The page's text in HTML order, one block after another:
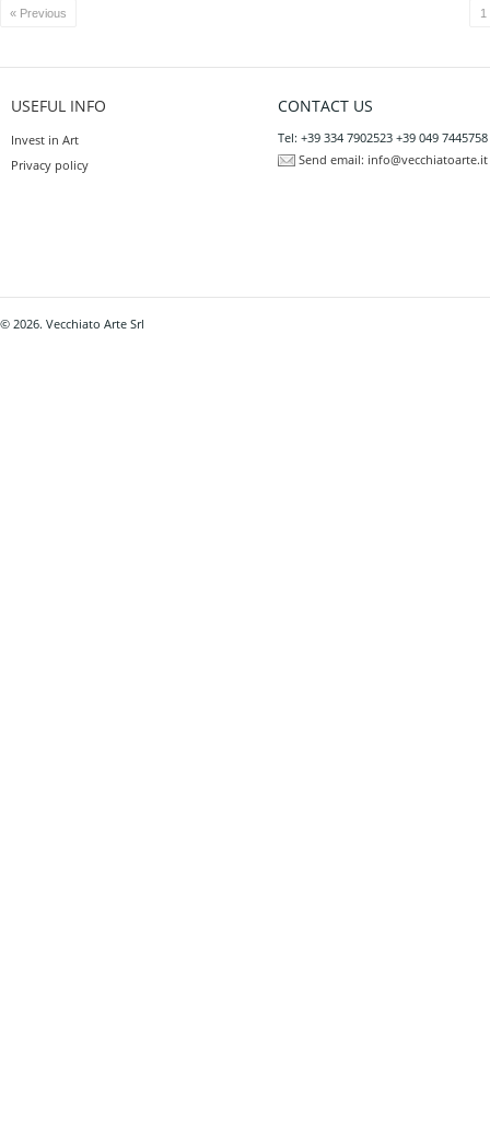
« Previous 1
USEFUL INFO
Invest in Art
Privacy policy
CONTACT US
Tel: +39 334 7902523 +39 049 7445758
Send email: info@vecchiatoarte.it
© 2026. Vecchiato Arte Srl